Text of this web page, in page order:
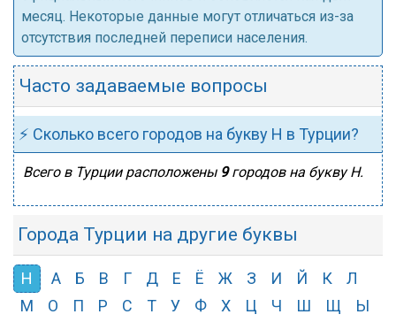
месяц. Некоторые данные могут отличаться из-за
отсутствия последней переписи населения.
Часто задаваемые вопросы
⚡ Сколько всего городов на букву Н в Турции?
Всего в Турции расположены 9городов на букву Н.
Города Турции на другие буквы
Н А Б В Г Д Е Ё Ж З И Й К
Л
М
О П Р С Т У Ф Х Ц Ч Ш Щ
Ы